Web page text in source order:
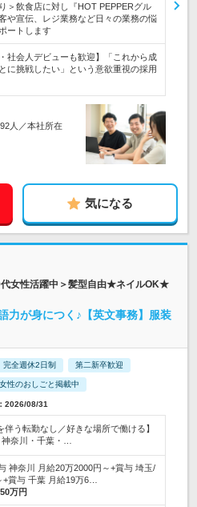
＞飲食店に対し『HOT PEPPERグル
や宣伝、レジ業務など日々の業務の悩
ートします
社会人デビューも歓迎】「これから成
に挑戦したい」という意欲重視の採用
人／本社所在
気になる
代女性活躍中＞髪型自由★ネイルOK★
力が身につく♪【英文事務】服装
完全週休2日制 第二新卒歓迎
女性のおしごと掲載中
2026/08/31
伴う転勤なし／好きな場所で働ける】
奈川・千葉・…
神奈川 月給20万2000円～+賞与 埼玉/
賞与 千葉 月給19万6…
万円